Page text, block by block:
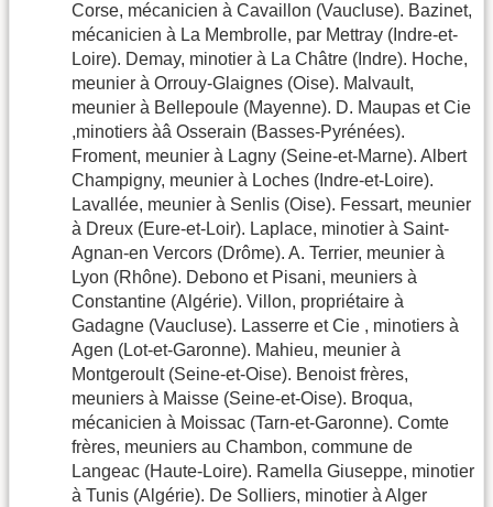
Corse, mécanicien à Cavaillon (Vaucluse). Bazinet,
mécanicien à La Membrolle, par Mettray (Indre-et-
Loire). Demay, minotier à La Châtre (Indre). Hoche,
meunier à Orrouy-Glaignes (Oise). Malvault,
meunier à Bellepoule (Mayenne). D. Maupas et Cie
,minotiers àâ Osserain (Basses-Pyrénées).
Froment, meunier à Lagny (Seine-et-Marne). Albert
Champigny, meunier à Loches (Indre-et-Loire).
Lavallée, meunier à Senlis (Oise). Fessart, meunier
à Dreux (Eure-et-Loir). Laplace, minotier à Saint-
Agnan-en Vercors (Drôme). A. Terrier, meunier à
Lyon (Rhône). Debono et Pisani, meuniers à
Constantine (Algérie). Villon, propriétaire à
Gadagne (Vaucluse). Lasserre et Cie , minotiers à
Agen (Lot-et-Garonne). Mahieu, meunier à
Montgeroult (Seine-et-Oise). Benoist frères,
meuniers à Maisse (Seine-et-Oise). Broqua,
mécanicien à Moissac (Tarn-et-Garonne). Comte
frères, meuniers au Chambon, commune de
Langeac (Haute-Loire). Ramella Giuseppe, minotier
à Tunis (Algérie). De Solliers, minotier à Alger